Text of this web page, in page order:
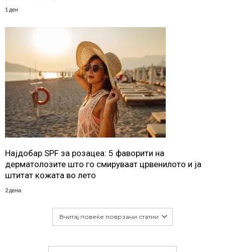
1 ден
Најдобар SPF за розацеа: 5 фаворити на
дерматолозите што го смируваат црвенилото и ја
штитат кожата во лето
2 дена
Вчитај повеќе поврзани статии